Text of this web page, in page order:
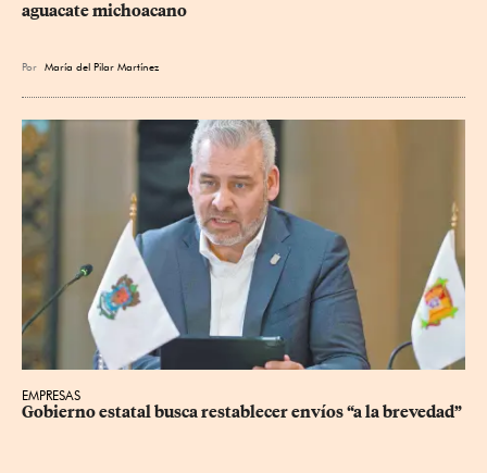
aguacate michoacano
Por María del Pilar Martínez
EMPRESAS
Gobierno estatal busca restablecer envíos “a la brevedad”